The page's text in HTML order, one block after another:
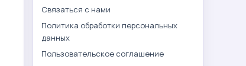
Связаться с нами
Политика обработки персональных
данных
Пользовательское соглашение